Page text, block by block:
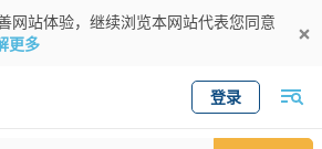
网站体验，继续浏览本网站代表您同意
更多
登录